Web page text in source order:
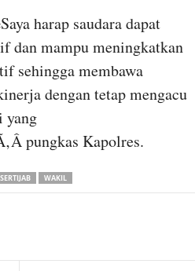
harap saudara dapat
dan mampu meningkatkan
sehingga membawa
dengan tetap mengacu
yang
pungkas Kapolres.
SERTIJAB WAKIL